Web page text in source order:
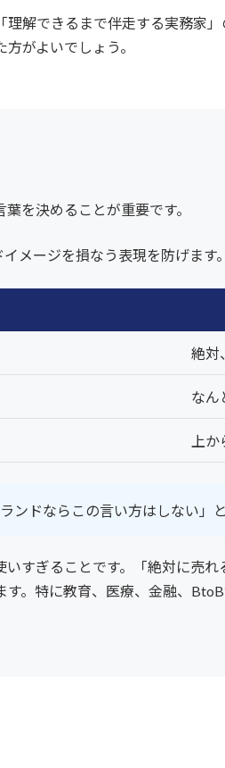
解できるまで伴走する実務家
がよいでしょう。
を決めることが重要です。
メージを損なう表現を防げます。
絶対
なん
上
ドならこの言い方はしない」
すぎることです。「絶対に売
。特に教育、医療、金融、